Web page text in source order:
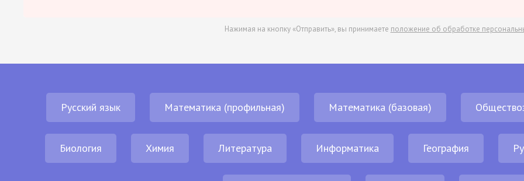
Нажимая на кнопку «Отправить», вы принимаете положение об обработке
Русский язык Математика (профильная) Математика (базовая)
Биология Химия Литература Информатика География